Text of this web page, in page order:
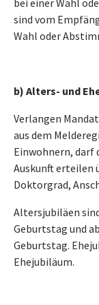
bei einer Wahl
sind vom
Wahl oder
b) Alters- und
Verlangen
aus dem
Einwohnern, darf
Auskunft erteilen
Doktorgrad,
Altersjubiläen
Geburtstag und
Geburtstag.
Ehejubiläum.